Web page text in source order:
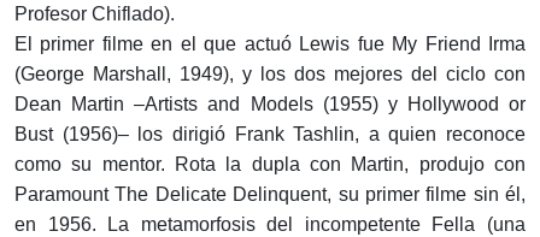
Profesor Chiflado).
El primer filme en el que actuó Lewis fue My Friend Irma
(George Marshall, 1949), y los dos mejores del ciclo con
Dean Martin –Artists and Models (1955) y Hollywood or
Bust (1956)– los dirigió Frank Tashlin, a quien reconoce
como su mentor. Rota la dupla con Martin, produjo con
Paramount The Delicate Delinquent, su primer filme sin él,
en 1956. La metamorfosis del incompetente Fella (una